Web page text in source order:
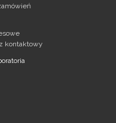
kontaktowy